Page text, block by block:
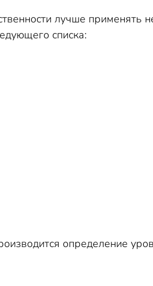
лучше применять
списка:
определение